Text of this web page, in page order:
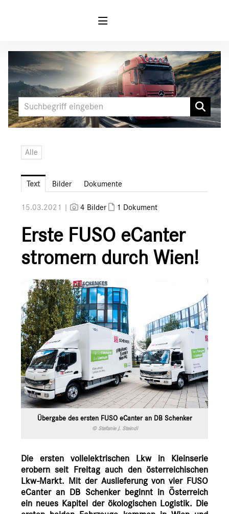
Meldungen
MARKEN & PRODUKTE
FUSO
Canter
Unimog
Media
Downloads
Alle
Text Bilder Dokumente
15.03.2021 | 4 Bilder 1 Dokument
Erste FUSO eCanter
stromern durch Wien!
Übergabe des ersten FUSO eCanter an DB Schenker
© Stefanie J. Steindl
Die ersten vollelektrischen Lkw in Kleinserie
erobern seit Freitag auch den österreichischen
Lkw-Markt. Mit der Auslieferung von vier FUSO
eCanter an DB Schenker beginnt in Österreich
ein neues Kapitel der ökologischen Logistik. Die